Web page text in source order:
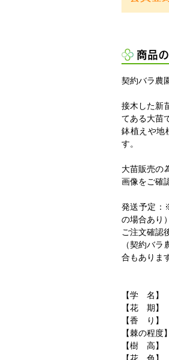
商品
契約バラ農
接木した新
てある大苗
鉢植えや地
す。
大苗販売の
画像をご確
発送予定：
の場合あり）
ご注文確認
（契約バ
合もありま
【学 名】
【花 期】
【香 り】
【棘の程
【樹 高】